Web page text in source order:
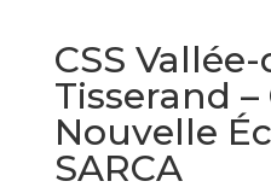
CSS
Tisserand
Nouvelle
SARCA